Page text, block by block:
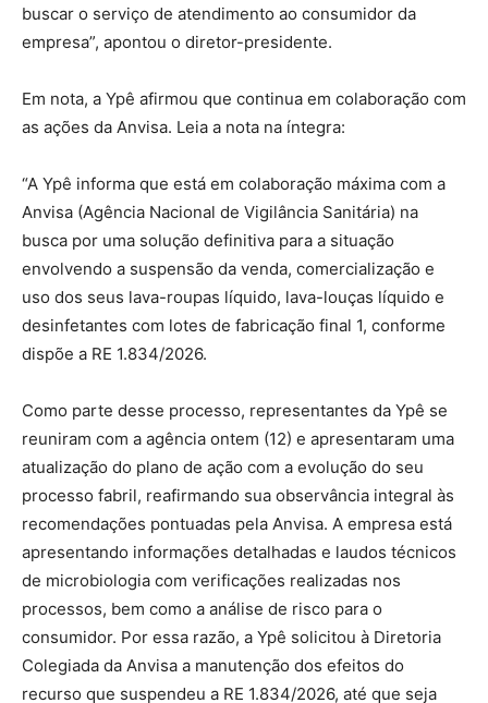
buscar o serviço de atendimento ao consumidor da
empresa”, apontou o diretor-presidente.
Em nota, a Ypê afirmou que continua em colaboração com
as ações da Anvisa. Leia a nota na íntegra:
“A Ypê informa que está em colaboração máxima com a
Anvisa (Agência Nacional de Vigilância Sanitária) na
busca por uma solução definitiva para a situação
envolvendo a suspensão da venda, comercialização e
uso dos seus lava-roupas líquido, lava-louças líquido e
desinfetantes com lotes de fabricação final 1, conforme
dispõe a RE 1.834/2026.
Como parte desse processo, representantes da Ypê se
reuniram com a agência ontem (12) e apresentaram uma
atualização do plano de ação com a evolução do seu
processo fabril, reafirmando sua observância integral às
recomendações pontuadas pela Anvisa. A empresa está
apresentando informações detalhadas e laudos técnicos
de microbiologia com verificações realizadas nos
processos, bem como a análise de risco para o
consumidor. Por essa razão, a Ypê solicitou à Diretoria
Colegiada da Anvisa a manutenção dos efeitos do
recurso que suspendeu a RE 1.834/2026, até que seja